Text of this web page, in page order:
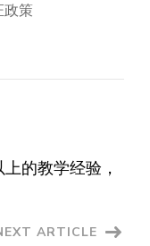
政策
的教学经验，
ARTICLE